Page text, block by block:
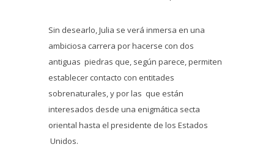
Sin desearlo, Julia se verá inmersa en una
ambiciosa carrera por hacerse con dos
antiguas piedras que, según parece, permiten
establecer contacto con entitades
sobrenaturales, y por las que están
interesados desde una enigmática secta
oriental hasta el presidente de los Estados
Unidos.